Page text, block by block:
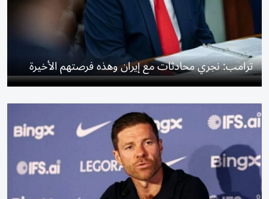
ترامب: نجري محادثات مع إيران وهذه فرصتهم الأخيرة